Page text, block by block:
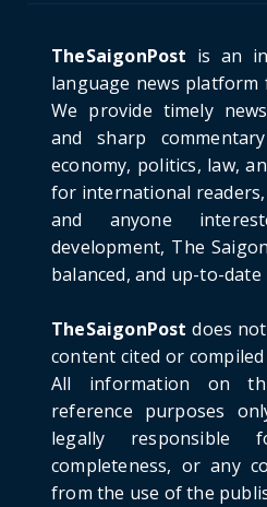
Project: An
June 21,
Detailed Analysis of
Law in
June 21,
Prime Minister Lê
Russia: A
Politburo: Strictly
Pirated
June 21,
TheSaigonPost is an
language news platform
We provide timely
and sharp
economy, politics, law,
for international
and anyone
development, The
balanced, and up-to-
TheSaigonPost does
content cited or
All information on
reference purposes
legally responsible
completeness, or any
from the use of the